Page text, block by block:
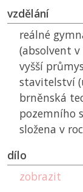
vzdělání
reálné
(absolvent v
vyšší
stavitelství
brněnská
pozemního
složena v
dílo
zobrazit